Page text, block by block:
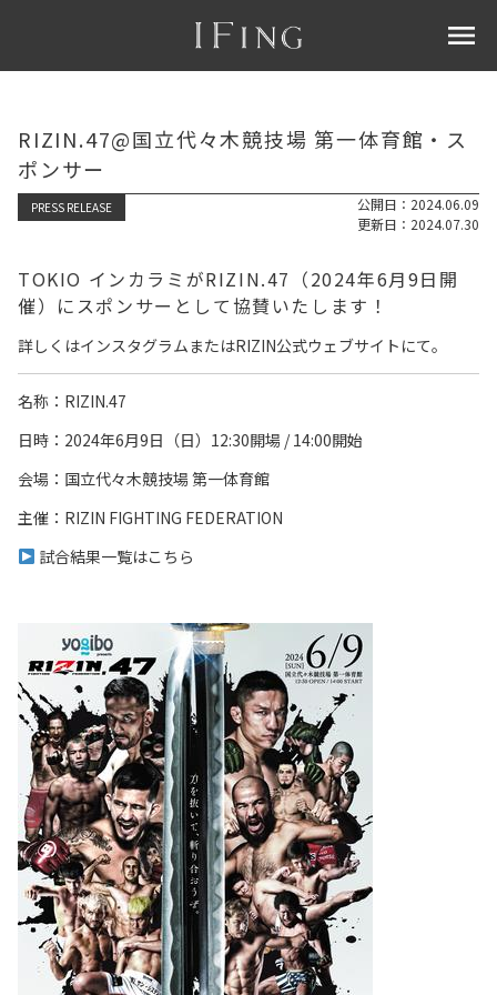
menu
RIZIN.47@国立代々木競技場 第一体育館・ス
ポンサー
PRESS RELEASE
公開日：2024.06.09
更新日：2024.07.30
TOKIO インカラミがRIZIN.47（2024年6月9日開
催）にスポンサーとして協賛いたします！
詳しくはインスタグラムまたはRIZIN公式ウェブサイト にて。
名称：RIZIN.47
日時： 2024年6月9日（日）12:30開場 / 14:00開始
会場：国立代々木競技場 第一体育館
主催：RIZIN FIGHTING FEDERATION
試合結果一覧はこちら